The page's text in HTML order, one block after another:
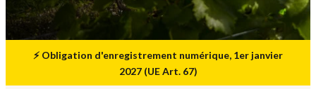
⚡ Obligation d'enregistrement numérique, 1er janvier
2027 (UE Art. 67)